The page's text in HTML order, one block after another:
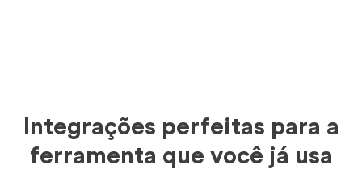
Integrações perfeitas para a
ferramenta que você já usa